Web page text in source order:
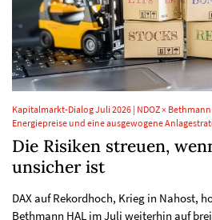
Kapitalmarkt-Dialog Juli 2026 | NDOZ × Bethmann
Energiepreise und eine ausgewogene
Die Risiken streuen,
unsicher ist
DAX auf Rekordhoch, Krieg in Nahost,
Bethmann HAL im Juli weiterhin auf